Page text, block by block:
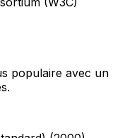
populaire avec un